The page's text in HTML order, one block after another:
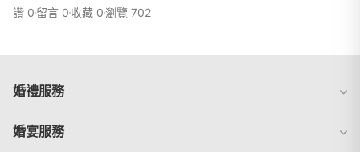
讚 0 留言 0 收藏 0瀏覽 702
婚禮服務
婚宴服務